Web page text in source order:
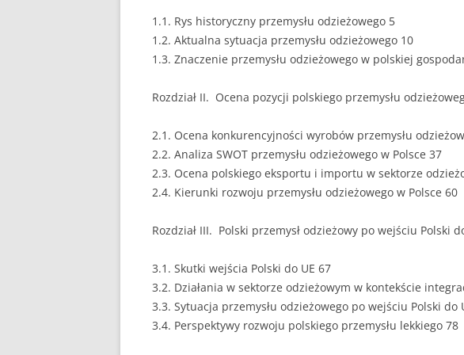
FINANSE
GASTRONOMIA
GIEŁDA
HISTORIA
HOTELARSTWO
MARKETING POLITYCZNY
1.1. Rys historyczny przemysłu odzieżowego 5
1.2. Aktualna sytuacja przemysłu odzieżowego 10
1.3. Znaczenie przemysłu odzieżowego w polskiej
Rozdział II. Ocena pozycji polskiego przemysłu
2.1. Ocena konkurencyjności wyrobów przemysłu
2.2. Analiza SWOT przemysłu odzieżowego w Polsce 37
2.3. Ocena polskiego eksportu i importu w sektorze
2.4. Kierunki rozwoju przemysłu odzieżowego w Polsce 60
Rozdział III. Polski przemysł odzieżowy po wejściu Polski
3.1. Skutki wejścia Polski do UE 67
3.2. Działania w sektorze odzieżowym w kontekście
3.3. Sytuacja przemysłu odzieżowego po wejściu Polski do
3.4. Perspektywy rozwoju polskiego przemysłu lekkiego 78